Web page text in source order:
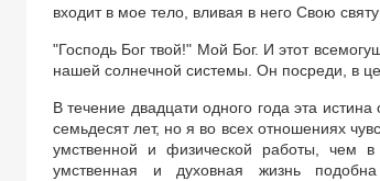
входит в мое тело, вливая в него Свою
"Господь Бог твой!" Мой Бог. И этот
нашей солнечной системы. Он посреди, в
В течение двадцати одного года эта
семьдесят лет, но я во всех отношениях
умственной и физической работы, чем
умственная и духовная жизнь